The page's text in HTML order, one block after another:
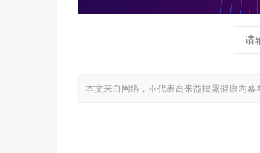
本文来自网络，不代表高来益揭露健康内幕